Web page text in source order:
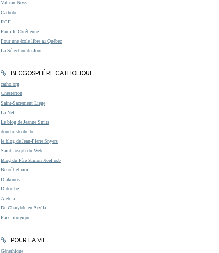
Vatican News
Cathobel
RCF
Famille Chrétienne
Pour une école libre au Québec
La Sélection du Jour
BLOGOSPHÈRE CATHOLIQUE
catho.org
Chesterton
Saint-Sacrement Liège
La Nef
Le blog de Jeanne Smits
donchristophe.be
le blog de Jean-Pierre Snyers
Saint Joseph du Web
Blog du Père Simon Noël osb
Benoît-et-moi
Diakonos
Didoc.be
Aleteia
De Charybde en Scylla ...
Paix liturgique
POUR LA VIE
Généthique